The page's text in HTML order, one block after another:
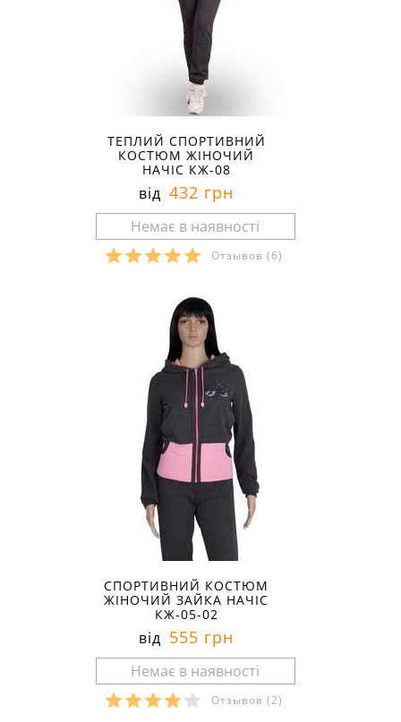
ТЕПЛИЙ СПОРТИВНИЙ
КОСТЮМ ЖІНОЧИЙ
НАЧІС КЖ-08
від 432 грн
Отзывов (6)
СПОРТИВНИЙ КОСТЮМ
ЖІНОЧИЙ ЗАЙКА НАЧІС
КЖ-05-02
від 555 грн
Отзывов (2)